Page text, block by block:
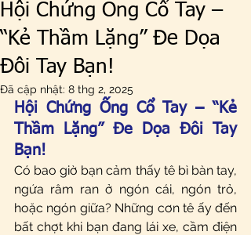
Hội Chứng Ống Cổ Tay –
“Kẻ Thầm Lặng” Đe Dọa
Đôi Tay Bạn!
Đã cập nhật: 8 thg 2, 2025
Hội Chứng Ống Cổ Tay – “Kẻ
Thầm Lặng” Đe Dọa Đôi Tay
Bạn!
Có bao giờ bạn cảm thấy tê bì bàn tay,
ngứa râm ran ở ngón cái, ngón trỏ,
hoặc ngón giữa? Những cơn tê ấy đến
bất chợt khi bạn đang lái xe, cầm điện